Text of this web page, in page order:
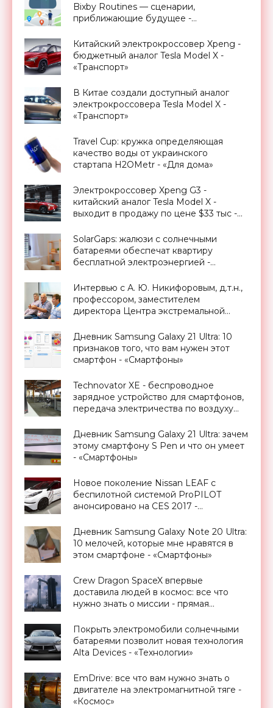
Bixby Routines — сценарии,
приближающие будущее -
Китайский электрокроссовер Xpeng -
бюджетный аналог Tesla Model X -
«Транспорт»
В Китае создали доступный аналог
электрокроссовера Tesla Model X -
«Транспорт»
Travel Cup: кружка определяющая
качество воды от украинского
стартапа H2OMetr - «Для дома»
Электрокроссовер Xpeng G3 -
китайский аналог Tesla Model X -
выходит в продажу по цене $33 тыс -
SolarGaps: жалюзи с солнечными
батареями обеспечат квартиру
бесплатной электроэнергией -
Интервью с А. Ю. Никифоровым, д.т.н.,
профессором, заместителем
директора Центра экстремальной
МИФИ - «Смартфоны»
Дневник Samsung Galaxy 21 Ultra: 10
признаков того, что вам нужен этот
смартфон - «Смартфоны»
Technovator XE - беспроводное
зарядное устройство для смартфонов,
передача электричества по воздуху
Дневник Samsung Galaxy 21 Ultra: зачем
этому смартфону S Pen и что он умеет
- «Смартфоны»
Новое поколение Nissan LEAF с
беспилотной системой ProPILOT
анонсировано на CES 2017 -
Дневник Samsung Galaxy Note 20 Ultra:
10 мелочей, которые мне нравятся в
этом смартфоне - «Смартфоны»
Crew Dragon SpaceX впервые
доставила людей в космос: все что
нужно знать о миссии - прямая
Покрыть электромобили солнечными
батареями позволит новая технология
Alta Devices - «Технологии»
EmDrive: все что вам нужно знать о
двигателе на электромагнитной тяге -
«Космос»